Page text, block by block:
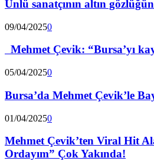
Ünlü sanatçının altın
09/04/20250
Mehmet Çevik: “Bursa’yı
05/04/20250
Bursa’da Mehmet Çevik’le
01/04/20250
Mehmet Çevik’ten Viral Hit
Ordayım” Çok Yakında!